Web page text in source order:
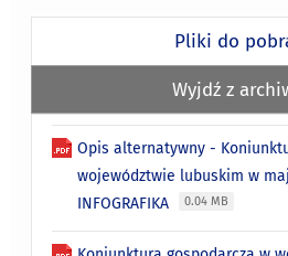
Pliki do
Wyjdź z
Opis alternatywny -
województwie lubuskim w
INFOGRAFIKA
0.04 MB